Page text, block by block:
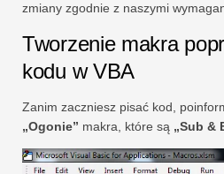
zmiany zgodnie z naszymi
Tworzenie makra
kodu w VBA
Zanim zaczniesz pisać kod,
„Ogonie” makra, które są „Sub &